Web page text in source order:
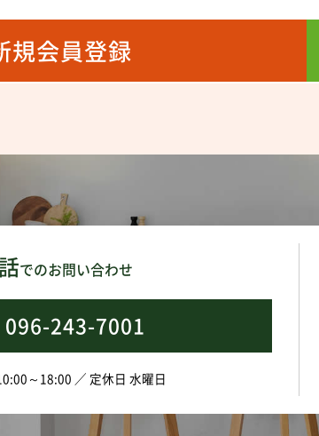
規会員登録
でのお問い合わせ
096-243-7001
～18:00 ／ 定休日 水曜日